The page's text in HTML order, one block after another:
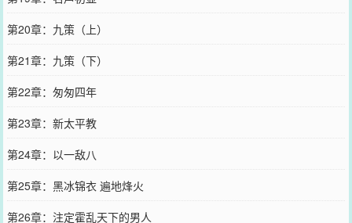
第20章：九策（上）
第21章：九策（下）
第22章：匆匆四年
第23章：新太平教
第24章：以一敌八
第25章：黑冰锦衣 遍地烽火
第26章：注定霍乱天下的男人